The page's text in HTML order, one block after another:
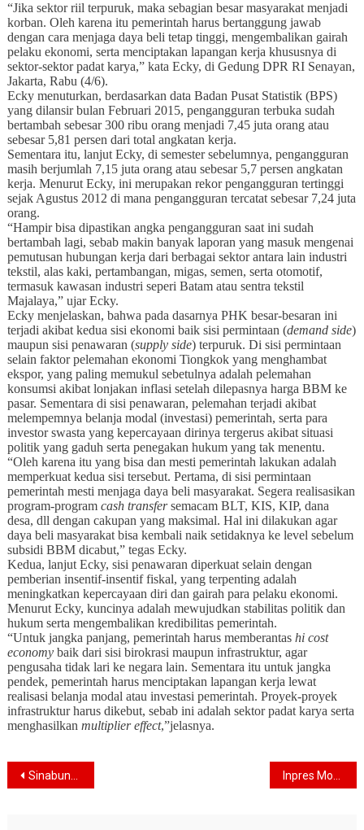
“Jika sektor riil terpuruk, maka sebagian besar masyarakat menjadi
korban. Oleh karena itu pemerintah harus bertanggung jawab
dengan cara menjaga daya beli tetap tinggi, mengembalikan gairah
pelaku ekonomi, serta menciptakan lapangan kerja khususnya di
sektor-sektor padat karya,” kata Ecky, di Gedung DPR RI Senayan,
Jakarta, Rabu (4/6).
Ecky menuturkan, berdasarkan data Badan Pusat Statistik (BPS)
yang dilansir bulan Februari 2015, pengangguran terbuka sudah
bertambah sebesar 300 ribu orang menjadi 7,45 juta orang atau
sebesar 5,81 persen dari total angkatan kerja.
Sementara itu, lanjut Ecky, di semester sebelumnya, pengangguran
masih berjumlah 7,15 juta orang atau sebesar 5,7 persen angkatan
kerja. Menurut Ecky, ini merupakan rekor pengangguran tertinggi
sejak Agustus 2012 di mana pengangguran tercatat sebesar 7,24 juta
orang.
“Hampir bisa dipastikan angka pengangguran saat ini sudah
bertambah lagi, sebab makin banyak laporan yang masuk mengenai
pemutusan hubungan kerja dari berbagai sektor antara lain industri
tekstil, alas kaki, pertambangan, migas, semen, serta otomotif,
termasuk kawasan industri seperi Batam atau sentra tekstil
Majalaya,” ujar Ecky.
Ecky menjelaskan, bahwa pada dasarnya PHK besar-besaran ini
terjadi akibat kedua sisi ekonomi baik sisi permintaan (demand side)
maupun sisi penawaran (supply side) terpuruk. Di sisi permintaan
selain faktor pelemahan ekonomi Tiongkok yang menghambat
ekspor, yang paling memukul sebetulnya adalah pelemahan
konsumsi akibat lonjakan inflasi setelah dilepasnya harga BBM ke
pasar. Sementara di sisi penawaran, pelemahan terjadi akibat
melempemnya belanja modal (investasi) pemerintah, serta para
investor swasta yang kepercayaan dirinya tergerus akibat situasi
politik yang gaduh serta penegakan hukum yang tak menentu.
“Oleh karena itu yang bisa dan mesti pemerintah lakukan adalah
memperkuat kedua sisi tersebut. Pertama, di sisi permintaan
pemerintah mesti menjaga daya beli masyarakat. Segera realisasikan
program-program cash transfersemacam BLT, KIS, KIP, dana
desa, dll dengan cakupan yang maksimal. Hal ini dilakukan agar
daya beli masyarakat bisa kembali naik setidaknya ke level sebelum
subsidi BBM dicabut,” tegas Ecky.
Kedua, lanjut Ecky, sisi penawaran diperkuat selain dengan
pemberian insentif-insentif fiskal, yang terpenting adalah
meningkatkan kepercayaan diri dan gairah para pelaku ekonomi.
Menurut Ecky, kuncinya adalah mewujudkan stabilitas politik dan
hukum serta mengembalikan kredibilitas pemerintah.
“Untuk jangka panjang, pemerintah harus memberantas hi cost
economy baik dari sisi birokrasi maupun infrastruktur, agar
pengusaha tidak lari ke negara lain. Sementara itu untuk jangka
pendek, pemerintah harus menciptakan lapangan kerja lewat
realisasi belanja modal atau investasi pemerintah. Proyek-proyek
infrastruktur harus dikebut, sebab ini adalah sektor padat karya serta
menghasilkan multiplier effect,”jelasnya.
Navigasi
Sinabung Dinaikkan Statusnya Menjadi Awas